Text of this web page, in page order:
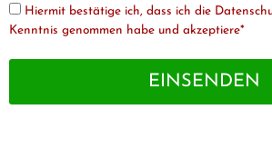
Hiermit bestätige ich, dass ich die
Kenntnis genommen habe und akzeptiere*
EINSENDEN